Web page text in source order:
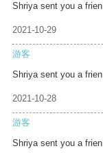
Shriya sent you a frien
2021-10-29
游客
Shriya sent you a frien
2021-10-28
游客
Shriya sent you a frien